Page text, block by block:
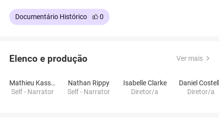
Documentário Histórico 0
Elenco e produção Ver mais
Mathieu Kassovitz
Self - Narrator
Nathan Rippy
Self - Narrator
Isabelle Clarke
Diretor/a
Daniel
Diretor/a